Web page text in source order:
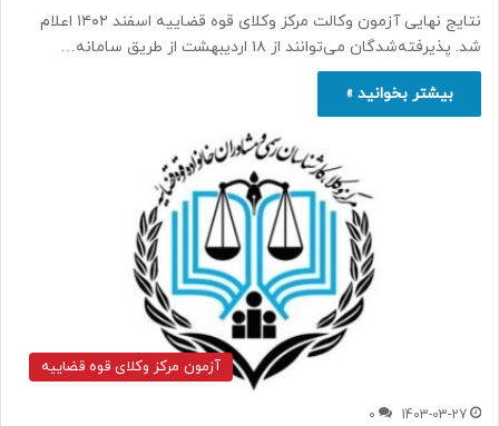
نتایج نهایی آزمون وکالت مرکز وکلای قوه قضاییه اسفند ۱۴۰۲ اعلام
شد. پذیرفته‌شدگان می‌توانند از ۱۸ اردیبهشت از طریق سامانه…
بیشتر بخوانید »
آزمون مرکز وکلای قوه قضاییه
1403-03-27
0